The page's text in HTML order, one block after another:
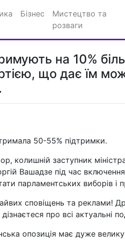
Бізнес
Мистецтво та
розваги
на 10%
що дає їм
50-55% підтримки.
колишній заступник
Вашадзе під час
парламентських виборів і
сповіщень та реклами!
про всі актуальні
опозиція має дуже